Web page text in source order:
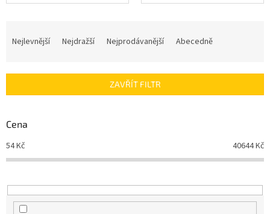
í
r
o
d
u
t
ů
Nejlevnější Nejdražší Nejprodávanější Abecedně
ZAVŘÍT FILTR
Cena
54Kč 40644Kč